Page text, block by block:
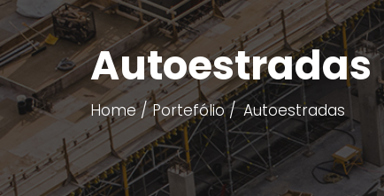
Autoestradas
Home Portefólio Autoestradas